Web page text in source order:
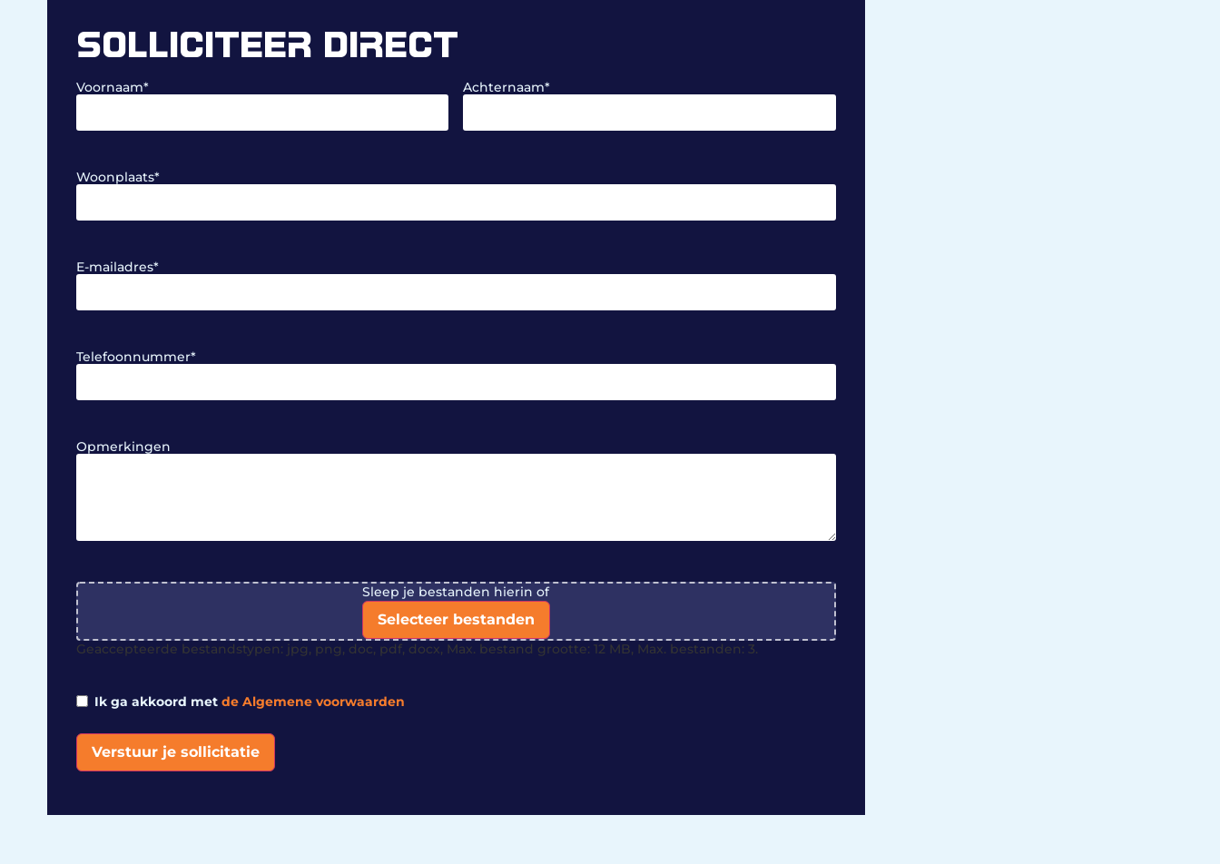
SOLLICITEER DIRECT
Voornaam* Achternaam*
Woonplaats*
E-mailadres*
Telefoonnummer*
Opmerkingen
File Sleep je bestanden hierin of
Selecteer bestanden
Geaccepteerde bestandstypen: jpg, png, doc, pdf, docx, Max. bestand grootte: 12 MB, Max. bestanden: 3.
Ik ga akkoord met de Algemene voorwaarden
Verstuur je sollicitatie